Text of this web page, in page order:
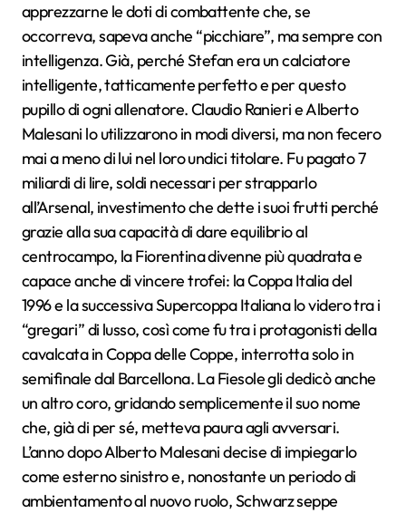
apprezzarne le doti di combattente che, se
occorreva, sapeva anche “picchiare”, ma sempre con
intelligenza. Già, perché Stefan era un calciatore
intelligente, tatticamente perfetto e per questo
pupillo di ogni allenatore. Claudio Ranieri e Alberto
Malesani lo utilizzarono in modi diversi, ma non fecero
mai a meno di lui nel loro undici titolare. Fu pagato 7
miliardi di lire, soldi necessari per strapparlo
all’Arsenal, investimento che dette i suoi frutti perché
grazie alla sua capacità di dare equilibrio al
centrocampo, la Fiorentina divenne più quadrata e
capace anche di vincere trofei: la Coppa Italia del
1996 e la successiva Supercoppa Italiana lo videro tra i
“gregari” di lusso, così come fu tra i protagonisti della
cavalcata in Coppa delle Coppe, interrotta solo in
semifinale dal Barcellona. La Fiesole gli dedicò anche
un altro coro, gridando semplicemente il suo nome
che, già di per sé, metteva paura agli avversari.
L’anno dopo Alberto Malesani decise di impiegarlo
come esterno sinistro e, nonostante un periodo di
ambientamento al nuovo ruolo, Schwarz seppe